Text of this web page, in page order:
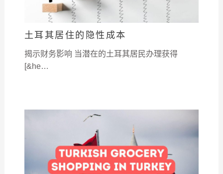
土耳其居住的隐性成本
揭示财务影响 当潜在的土耳其居民办理获得
[&he…